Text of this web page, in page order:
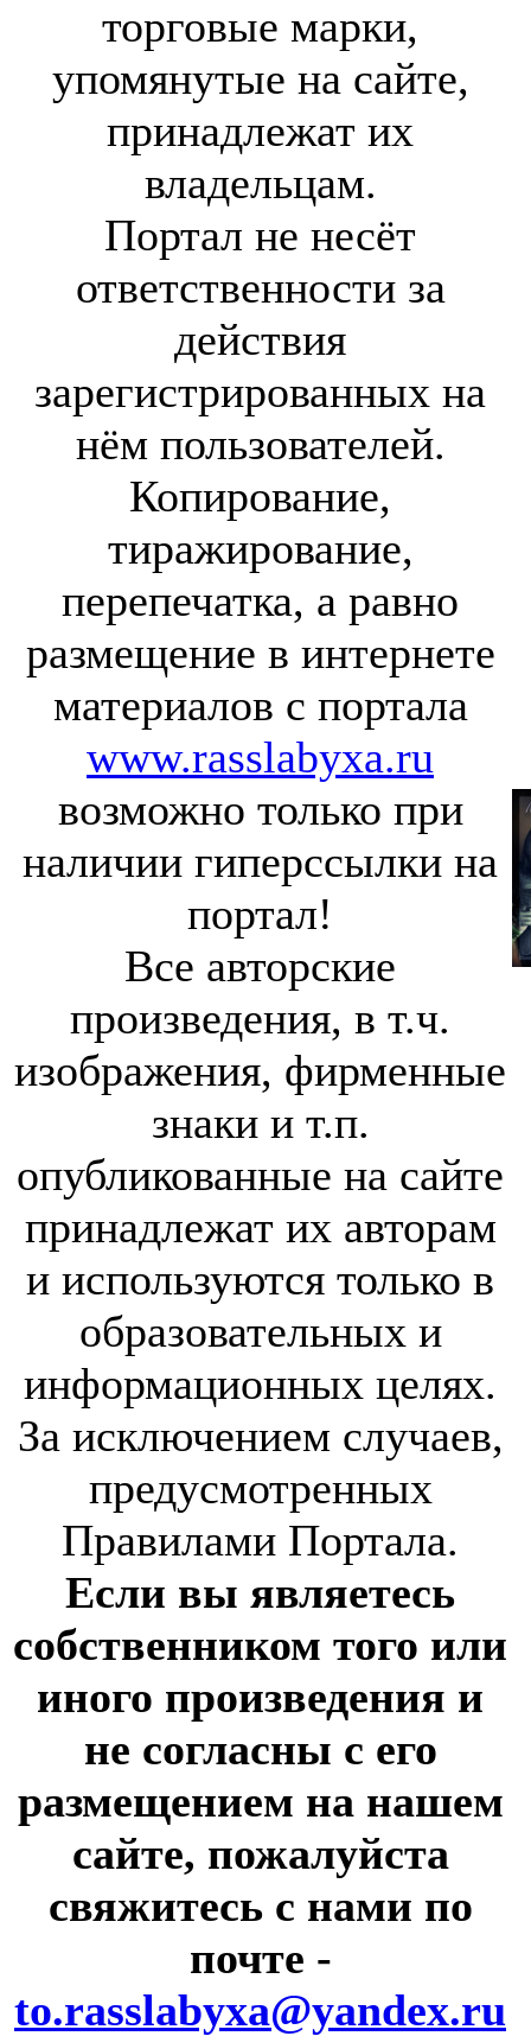
торговые марки,
упомянутые на сайте,
принадлежат их
владельцам.
Портал не несёт
ответственности за
действия
зарегистрированных на
нём пользователей.
Копирование,
тиражирование,
перепечатка, а равно
размещение в интернете
материалов с портала
www.rasslabyxa.ru
возможно только при
наличии гиперссылки на
портал!
Все авторские
произведения, в т.ч.
изображения, фирменные
знаки и т.п.
опубликованные на сайте
принадлежат их авторам
и используются только в
образовательных и
информационных целях.
За исключением случаев,
предусмотренных
Правилами Портала.
Если вы являетесь
собственником того или
иного произведения и
не согласны с его
размещением на нашем
сайте, пожалуйста
свяжитесь с нами по
почте -
to.rasslabyxa@yandex.ru